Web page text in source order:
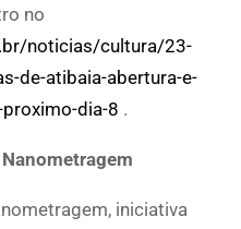
no
noticias/cultura/23-
de-atibaia-abertura-e-
dia-8 .
iniciativa